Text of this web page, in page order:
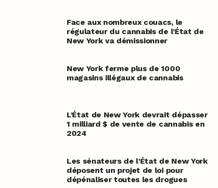
Face aux nombreux couacs, le
régulateur du cannabis de l’État de
New York va démissionner
New York ferme plus de 1000
magasins illégaux de cannabis
L’État de New York devrait dépasser
1 milliard $ de vente de cannabis en
2024
Les sénateurs de l’État de New York
déposent un projet de loi pour
dépénaliser toutes les drogues